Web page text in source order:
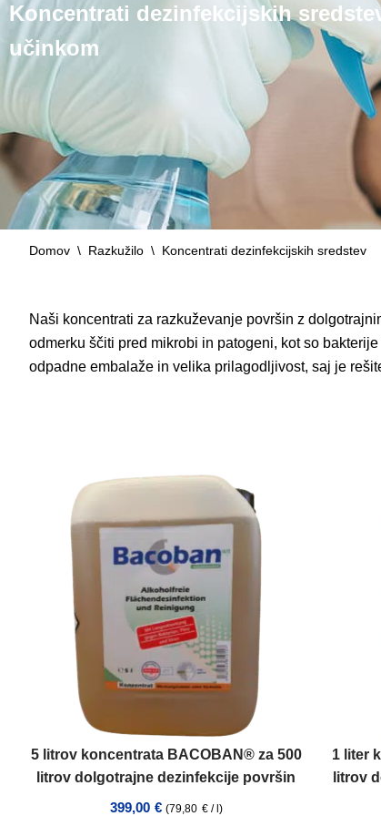
Koncentrati dezinfekcijskih
učinkom
Domov \ Razkužilo \ Koncentrati dezinfekcijskih sredstev
Naši koncentrati za razkuževanje površin z
odmerku ščiti pred mikrobi in patogeni, kot so
odpadne embalaže in velika prilagodljivost, saj je
5 litrov koncentrata BACOBAN® za 500
litrov dolgotrajne dezinfekcije površin
399,00 € (79,80 €/l)
1 liter
litrov